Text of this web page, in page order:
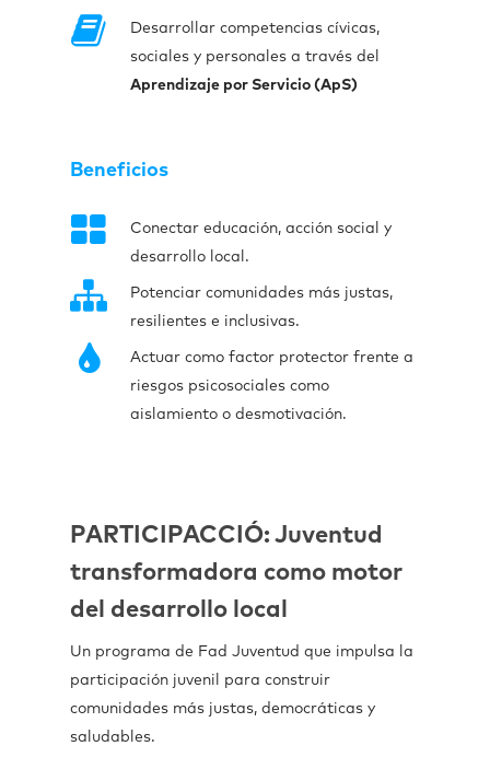
Desarrollar competencias cívicas,
sociales y personales a través del
Aprendizaje por Servicio (ApS)
Beneficios
Conectar educación, acción social y
desarrollo local.
Potenciar comunidades más justas,
resilientes e inclusivas.
Actuar como factor protector frente a
riesgos psicosociales como
aislamiento o desmotivación.
PARTICIPACCIÓ: Juventud
transformadora como motor
del desarrollo local
Un programa de Fad Juventud que impulsa la
participación juvenil para construir
comunidades más justas, democráticas y
saludables.